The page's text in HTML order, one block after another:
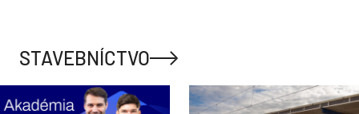
STAVEBNÍCTVO